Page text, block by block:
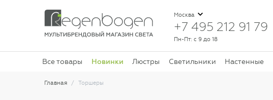
Москва
+7 495 212 91 79
Пн-Пт: с 9 до 18
Все товары Новинки Люстры Светильники Настенные
Главная Торшеры